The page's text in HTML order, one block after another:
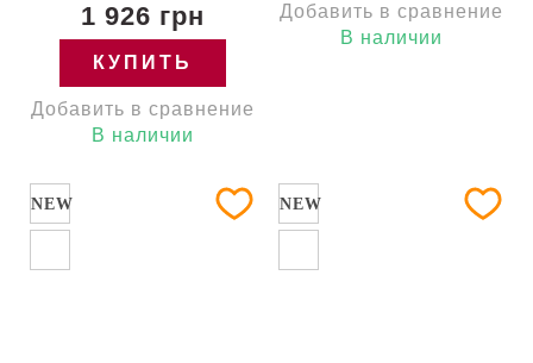
1 926 грн
КУПИТЬ
Добавить в сравнение
В наличии
Добавить в сравнение
В наличии
NEW NEW